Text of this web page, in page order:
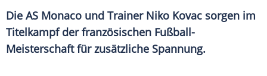
Die AS Monaco und Trainer Niko Kovac sorgen im
Titelkampfder französischen Fußball-
Meisterschaftfür zusätzliche Spannung.